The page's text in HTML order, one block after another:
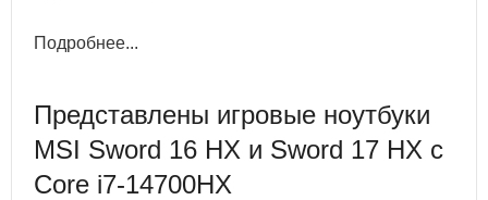
Подробнее...
Представлены игровые ноутбуки
MSI Sword 16 HX и Sword 17 HX с
Core i7-14700HX